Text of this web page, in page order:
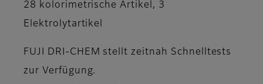
28 kolorimetrische Artikel, 3
Elektrolytartikel
FUJI DRI-CHEM stellt zeitnah Schnelltests
zur Verfügung.